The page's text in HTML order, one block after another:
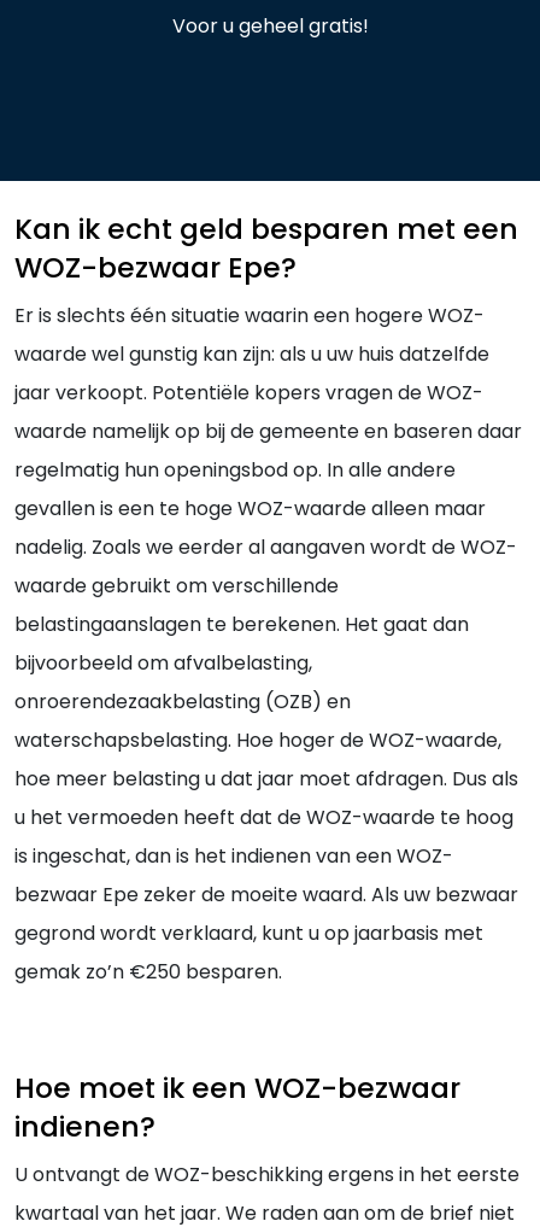
Voor u geheel gratis!
Kan ik echt geld besparen met een
WOZ-bezwaar Epe?
Er is slechts één situatie waarin een hogere WOZ-
waarde wel gunstig kan zijn: als u uw huis datzelfde
jaar verkoopt. Potentiële kopers vragen de WOZ-
waarde namelijk op bij de gemeente en baseren daar
regelmatig hun openingsbod op. In alle andere
gevallen is een te hoge WOZ-waarde alleen maar
nadelig. Zoals we eerder al aangaven wordt de WOZ-
waarde gebruikt om verschillende
belastingaanslagen te berekenen. Het gaat dan
bijvoorbeeld om afvalbelasting,
onroerendezaakbelasting (OZB) en
waterschapsbelasting. Hoe hoger de WOZ-waarde,
hoe meer belasting u dat jaar moet afdragen. Dus als
u het vermoeden heeft dat de WOZ-waarde te hoog
is ingeschat, dan is het indienen van een WOZ-
bezwaar Epe zeker de moeite waard. Als uw bezwaar
gegrond wordt verklaard, kunt u op jaarbasis met
gemak zo’n €250 besparen.
Hoe moet ik een WOZ-bezwaar
indienen?
U ontvangt de WOZ-beschikking ergens in het eerste
kwartaal van het jaar. We raden aan om de brief niet